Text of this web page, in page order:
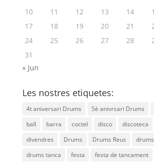
10
11 12 13 14
17
18 19 20 21
24
25 26 27 28
31
« Jun
Les nostres etiquetes:
4t aniversari Drums 5è anivrsari Drums
ball
barra coctel disco discoteca
divendres
Drums Drums Reus
drums tanca
festa festa de tancament